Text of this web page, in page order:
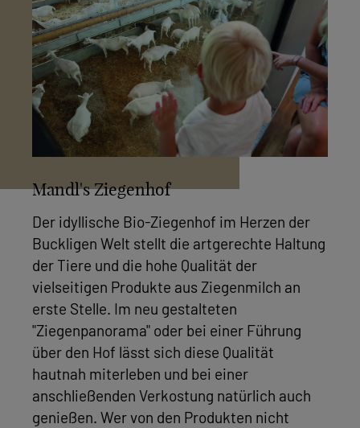
Mandl's Ziegenhof
Der idyllische Bio-Ziegenhof im Herzen der
Buckligen Welt stellt die artgerechte Haltung
der Tiere und die hohe Qualität der
vielseitigen Produkte aus Ziegenmilch an
erste Stelle. Im neu gestalteten
"Ziegenpanorama" oder bei einer Führung
über den Hof lässt sich diese Qualität
hautnah miterleben und bei einer
anschließenden Verkostung natürlich auch
genießen. Wer von den Produkten nicht